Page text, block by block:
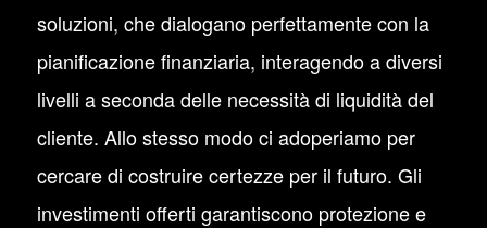
soluzioni, che dialogano perfettamente con la
pianificazione finanziaria, interagendo a diversi
livelli a seconda delle necessità di liquidità del
cliente. Allo stesso modo ci adoperiamo per
cercare di costruire certezze per il futuro. Gli
investimenti offerti garantiscono protezione e